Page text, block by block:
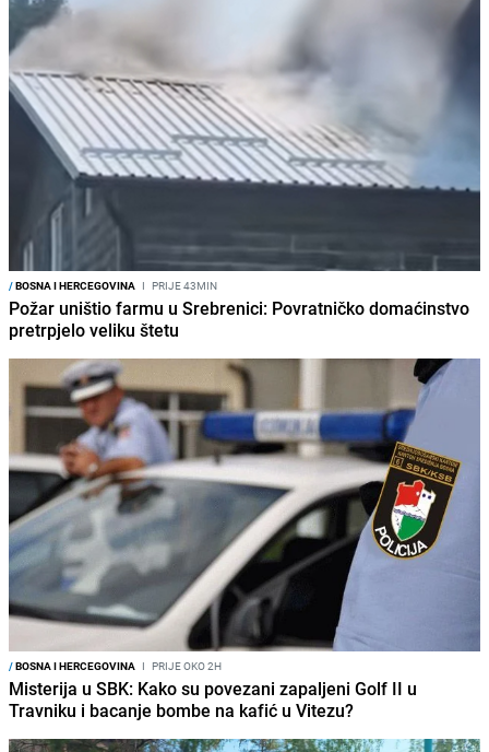
/BOSNA I HERCEGOVINA I PRIJE 43MIN
Požar uništio farmu u Srebrenici: Povratničko domaćinstvo
pretrpjelo veliku štetu
/BOSNA I HERCEGOVINA I PRIJE OKO 2H
Misterija u SBK: Kako su povezani zapaljeni Golf II u
Travniku i bacanje bombe na kafić u Vitezu?